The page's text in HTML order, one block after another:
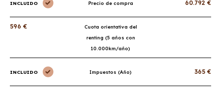
INCLUIDO Precio de compra 60.792 €
596 €
Cuota orientativa del
renting (5 años con
10.000km/año)
INCLUIDO Impuestos (Año) 365 €